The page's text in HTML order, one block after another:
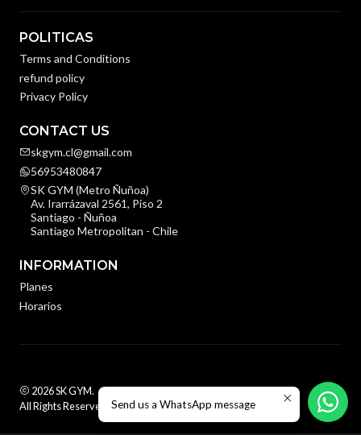
POLITICAS
Terms and Conditions
refund policy
Privacy Policy
CONTACT US
skgym.cl@gmail.com
56953480847
SK GYM (Metro Ñuñoa)
Av. Irarrázaval 2561, Piso 2
Santiago - Ñuñoa
Santiago Metropolitan - Chile
INFORMATION
Planes
Horarios
2026 SK GYM.
All Rights Reserved. Powered by Jumpseller.
Send us a WhatsApp message